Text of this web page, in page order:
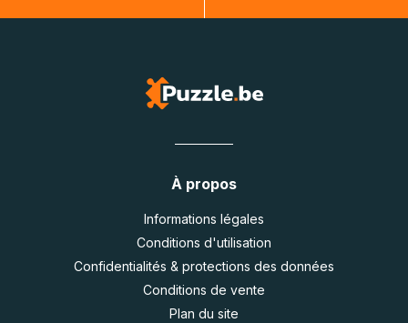
À propos
Informations légales
Conditions d'utilisation
Confidentialités & protections des données
Conditions de vente
Plan du site